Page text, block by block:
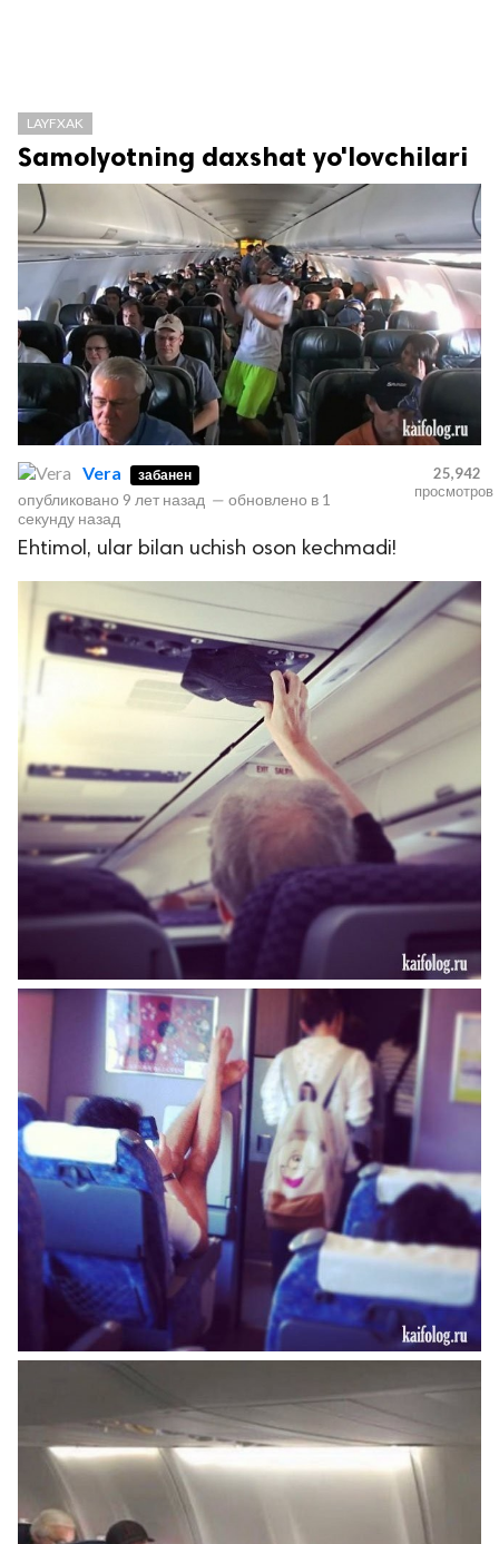
защищены.
LAYFXAK
Samolyotning daxshat yo'lovchilari
Vera забанен
опубликовано 9 лет назад — обновлено в 1
секунду назад
25,942
просмотров
Ehtimol, ular bilan uchish oson kechmadi!